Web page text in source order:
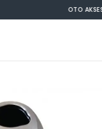
OTO